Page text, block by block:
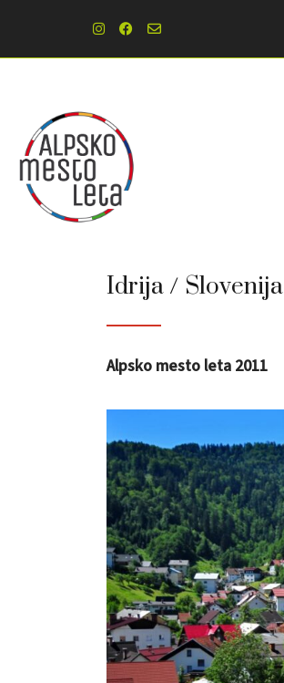
Idrija / Slovenija
Alpsko mesto leta 2011